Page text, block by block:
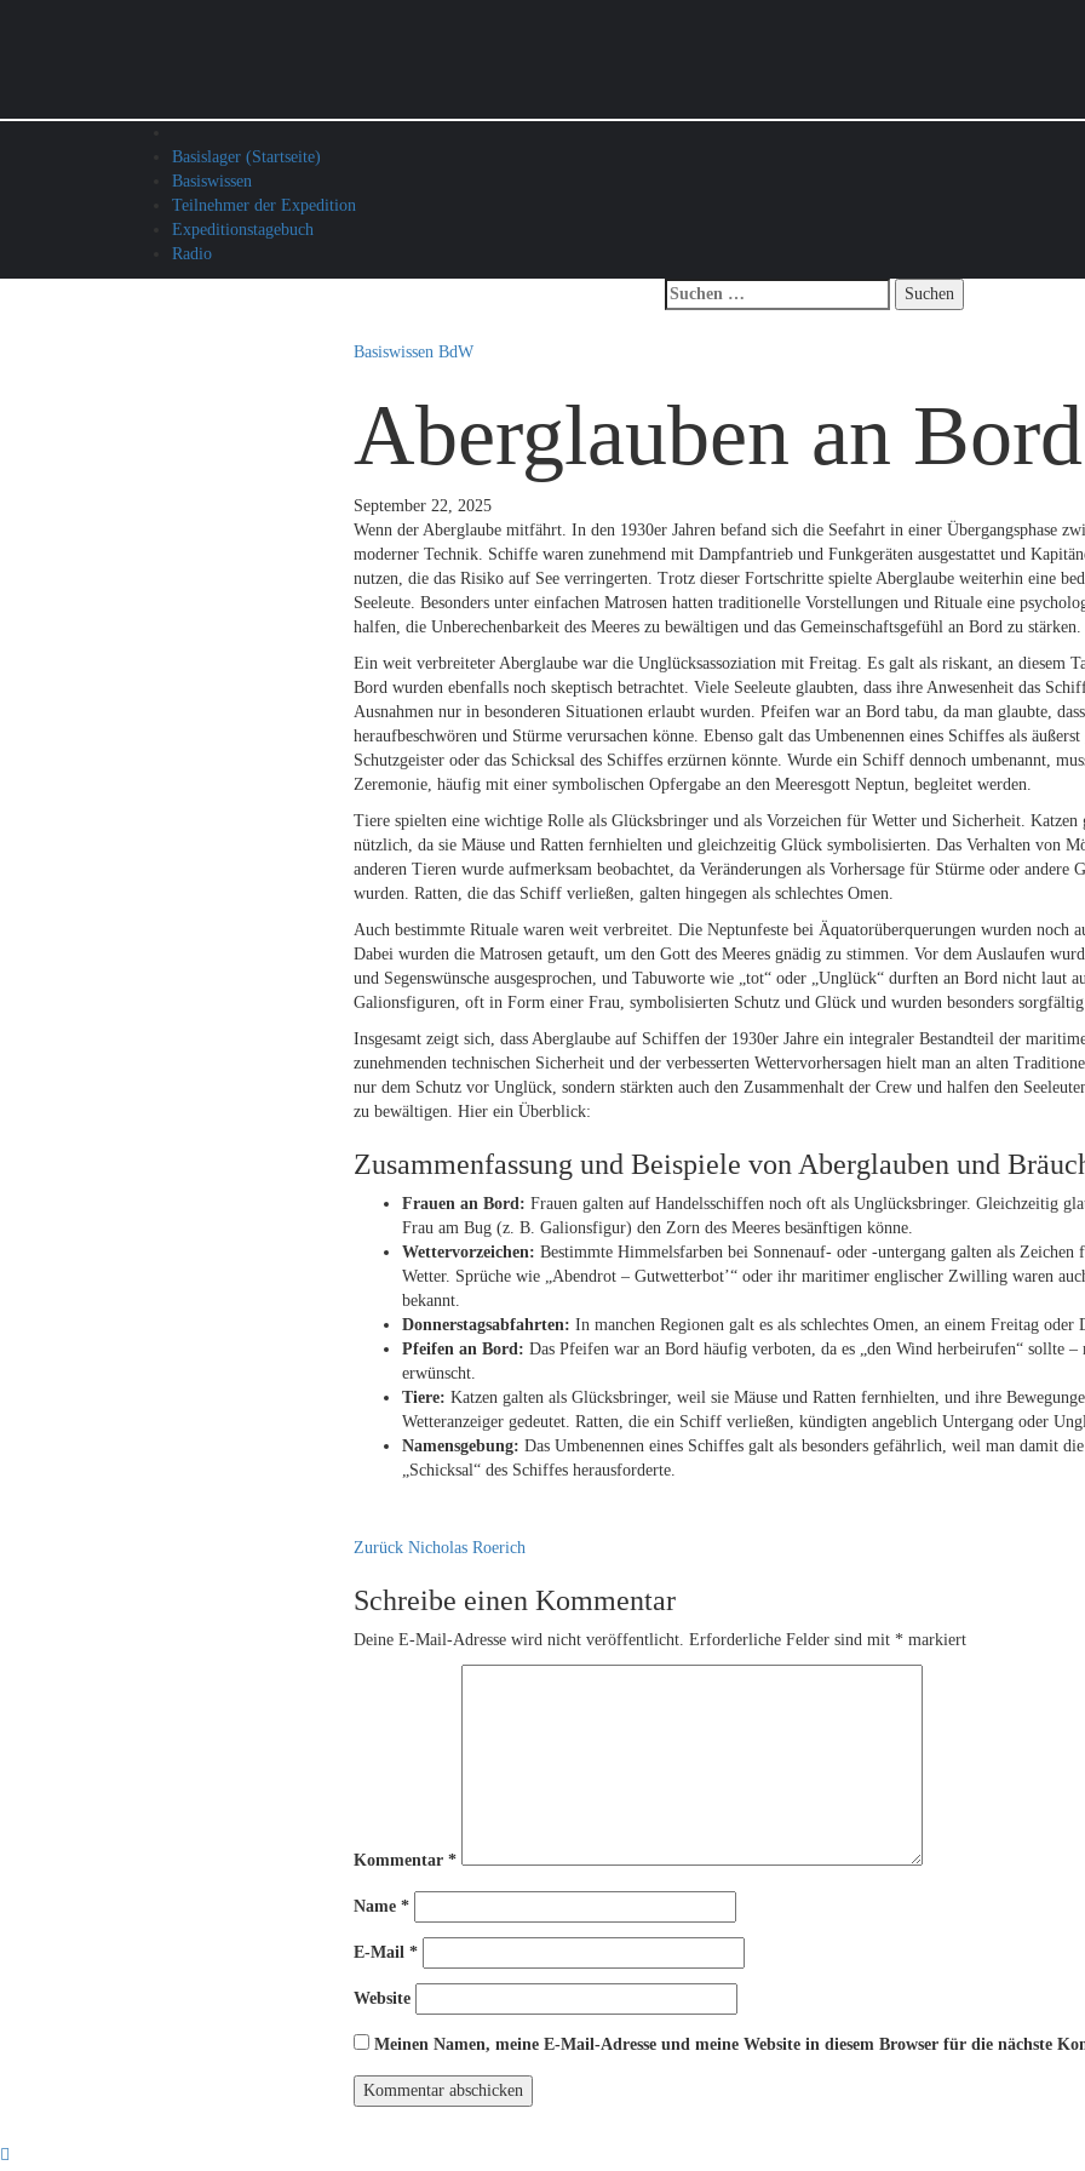
Basislager (Startseite)
Basiswissen
Teilnehmer der Expedition
Expeditionstagebuch
Radio
Basiswissen BdW
Aberglauben an Bord
September 22, 2025
Wenn der Aberglaube mitfährt. In den 1930er Jahren befand sich die Seefahrt in einer Übergangsphase
moderner Technik. Schiffe waren zunehmend mit Dampfantrieb und Funkgeräten ausgestattet und
nutzen, die das Risiko auf See verringerten. Trotz dieser Fortschritte spielte Aberglaube weiterhin eine
Seeleute. Besonders unter einfachen Matrosen hatten traditionelle Vorstellungen und Rituale eine
halfen, die Unberechenbarkeit des Meeres zu bewältigen und das Gemeinschaftsgefühl an Bord zu stärken.
Ein weit verbreiteter Aberglaube war die Unglücksassoziation mit Freitag. Es galt als riskant, an diesem
Bord wurden ebenfalls noch skeptisch betrachtet. Viele Seeleute glaubten, dass ihre Anwesenheit das
Ausnahmen nur in besonderen Situationen erlaubt wurden. Pfeifen war an Bord tabu, da man glaubte,
heraufbeschwören und Stürme verursachen könne. Ebenso galt das Umbenennen eines Schiffes als
Schutzgeister oder das Schicksal des Schiffes erzürnen könnte. Wurde ein Schiff dennoch umbenannt,
Zeremonie, häufig mit einer symbolischen Opfergabe an den Meeresgott Neptun, begleitet werden.
Tiere spielten eine wichtige Rolle als Glücksbringer und als Vorzeichen für Wetter und Sicherheit. Katzen
nützlich, da sie Mäuse und Ratten fernhielten und gleichzeitig Glück symbolisierten. Das Verhalten von
anderen Tieren wurde aufmerksam beobachtet, da Veränderungen als Vorhersage für Stürme oder andere
wurden. Ratten, die das Schiff verließen, galten hingegen als schlechtes Omen.
Auch bestimmte Rituale waren weit verbreitet. Die Neptunfeste bei Äquatorüberquerungen wurden noch
Dabei wurden die Matrosen getauft, um den Gott des Meeres gnädig zu stimmen. Vor dem Auslaufen
und Segenswünsche ausgesprochen, und Tabuworte wie „tot“ oder „Unglück“ durften an Bord nicht laut
Galionsfiguren, oft in Form einer Frau, symbolisierten Schutz und Glück und wurden besonders
Insgesamt zeigt sich, dass Aberglaube auf Schiffen der 1930er Jahre ein integraler Bestandteil der
zunehmenden technischen Sicherheit und der verbesserten Wettervorhersagen hielt man an alten
nur dem Schutz vor Unglück, sondern stärkten auch den Zusammenhalt der Crew und halfen den
zu bewältigen. Hier ein Überblick:
Zusammenfassung und Beispiele von Aberglauben und
Frauen an Bord: Frauen galten auf Handelsschiffen noch oft als Unglücksbringer. Gleichzeitig
Frau am Bug (z. B. Galionsfigur) den Zorn des Meeres besänftigen könne.
Wettervorzeichen: Bestimmte Himmelsfarben bei Sonnenauf- oder -untergang galten als Zeichen
Wetter. Sprüche wie „Abendrot – Gutwetterbot’“ oder ihr maritimer englischer Zwilling waren
bekannt.
Donnerstagsabfahrten: In manchen Regionen galt es als schlechtes Omen, an einem Freitag oder
Pfeifen an Bord: Das Pfeifen war an Bord häufig verboten, da es „den Wind herbeirufen“ sollte –
erwünscht.
Tiere: Katzen galten als Glücksbringer, weil sie Mäuse und Ratten fernhielten, und ihre
Wetteranzeiger gedeutet. Ratten, die ein Schiff verließen, kündigten angeblich Untergang oder
Namensgebung: Das Umbenennen eines Schiffes galt als besonders gefährlich, weil man damit
„Schicksal“ des Schiffes herausforderte.
Zurück Nicholas Roerich
Schreibe einen Kommentar
Deine E-Mail-Adresse wird nicht veröffentlicht. Erforderliche Felder sind mit * markiert
Kommentar *
Name *
E-Mail *
Website
Meinen Namen, meine E-Mail-Adresse und meine Website in diesem Browser für die nächste